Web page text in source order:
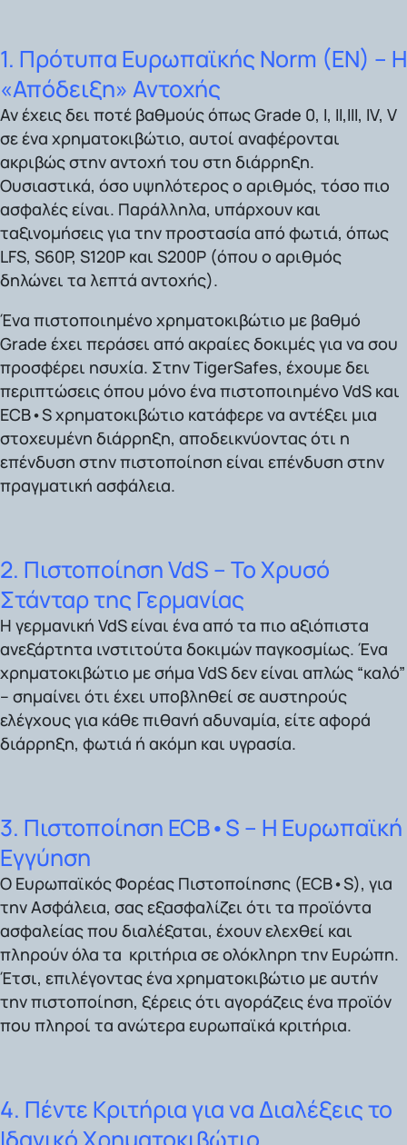
1. Πρότυπα Ευρωπαϊκής Norm (EN) – Η
«Απόδειξη» Αντοχής
Αν έχεις δει ποτέ βαθμούς όπωςGrade 0, I, II,III, IV, V
σε ένα χρηματοκιβώτιο, αυτοί αναφέρονται
ακριβώς στην αντοχή του στη διάρρηξη.
Ουσιαστικά, όσο υψηλότερος ο αριθμός, τόσο πιο
ασφαλές είναι. Παράλληλα, υπάρχουν και
ταξινομήσεις για την προστασία από φωτιά, όπως
LFS, S60P, S120P και S200P (όπου ο αριθμός
δηλώνει τα λεπτά αντοχής).
Ένα πιστοποιημένο χρηματοκιβώτιο με βαθμό
Grade έχει περάσει από ακραίες δοκιμές για να σου
προσφέρει ησυχία. ΣτηνTigerSafes, έχουμε δει
περιπτώσεις όπου μόνο ένα πιστοποιημένο VdS και
ECB•Sχρηματοκιβώτιο κατάφερε να αντέξει μια
στοχευμένη διάρρηξη, αποδεικνύοντας ότι η
επένδυση στην πιστοποίηση είναι επένδυση στην
πραγματική ασφάλεια.
2. Πιστοποίηση VdS – Το Χρυσό
Στάνταρ της Γερμανίας
Η γερμανική VdSείναι ένα από τα πιο αξιόπιστα
ανεξάρτητα ινστιτούτα δοκιμών παγκοσμίως. Ένα
χρηματοκιβώτιο με σήμα VdS δεν είναι απλώς “καλό”
– σημαίνει ότι έχει υποβληθεί σε αυστηρούς
ελέγχους για κάθε πιθανή αδυναμία, είτε αφορά
διάρρηξη, φωτιά ή ακόμη και υγρασία.
3. Πιστοποίηση ECB•S – Η Ευρωπαϊκή
Εγγύηση
Ο Ευρωπαϊκός Φορέας Πιστοποίησης (ECB•S), για
την Ασφάλεια, σας εξασφαλίζει ότι τα προϊόντα
ασφαλείας που διαλέξαται, έχουν ελεχθεί και
πληρούν όλα τα κριτήρια σε ολόκληρη την Ευρώπη.
Έτσι, επιλέγοντας ένα χρηματοκιβώτιο με αυτήν
την πιστοποίηση, ξέρεις ότι αγοράζεις ένα προϊόν
που πληροί τα ανώτερα ευρωπαϊκά κριτήρια.
4. Πέντε Κριτήρια για να Διαλέξεις το